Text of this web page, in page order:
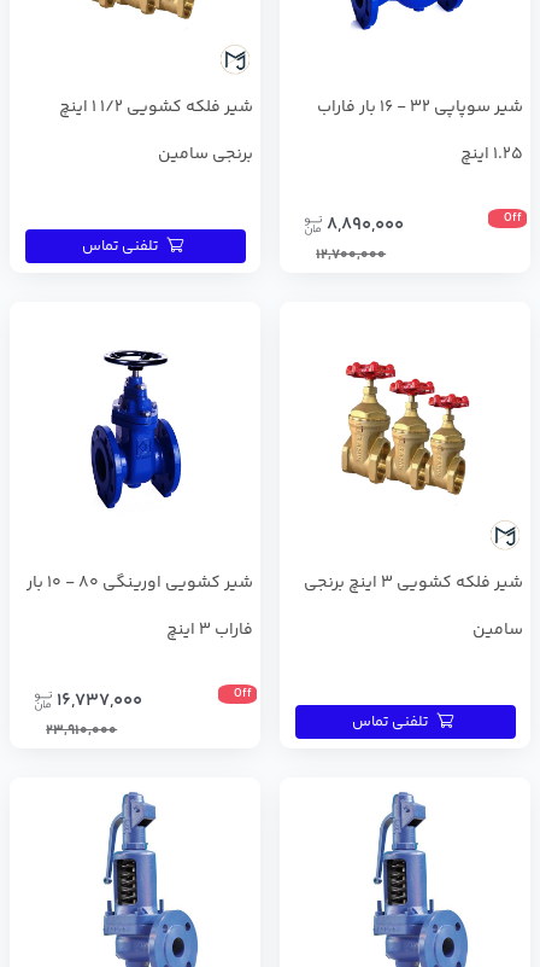
شير سوپاپي 32 - 16 بار فاراب
1.25 اینچ
Off
8,890,000
12,700,000
شیر فلکه کشویی 1/2 1 اینچ
برنجی سامین
تلفنی تماس
شیر فلکه کشویی 3 اینچ برنجی
سامین
تلفنی تماس
شير كشويي اورينگي 80 - 10 بار
فاراب 3 اینچ
Off
16,737,000
23,910,000